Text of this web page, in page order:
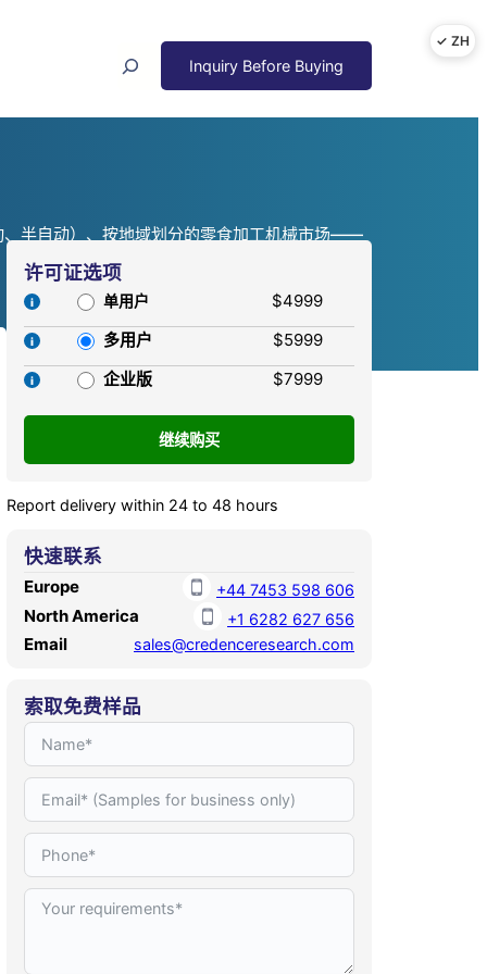
半自动）、按地域划分的零食加工机械市场——
许可证选项
单用户
$4999
多用户
$5999
企业版
$7999
Report delivery within 24 to 48 hours
快速联系
Europe +44 7453 598 606
North America +1 6282 627 656
Email sales@credenceresearch.com
索取免费样品